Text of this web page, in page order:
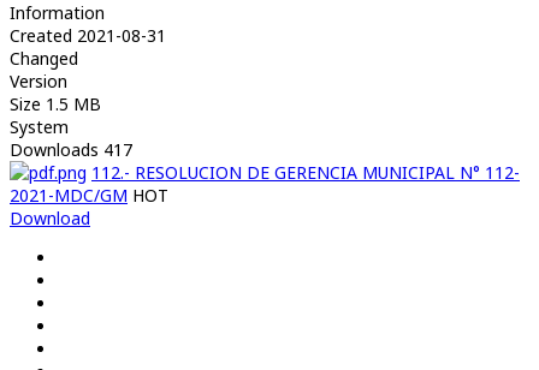
Information
Created 2021-08-31
Changed
Version
Size 1.5 MB
System
Downloads 417
112.- RESOLUCION DE GERENCIA MUNICIPAL N° 112-
2021-MDC/GM HOT
Download